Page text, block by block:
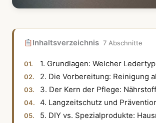
Inhaltsverzeichnis 7 Abschnitte
1. Grundlagen: Welcher
2. Die Vorbereitung: Reinigung
3. Der Kern der Pflege:
4. Langzeitschutz und
5. DIY vs. Spezialprodukte: